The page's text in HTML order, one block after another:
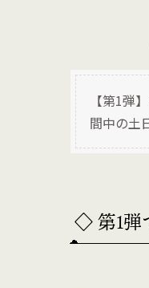
【第1弾
間中の土
◇ 第1弾